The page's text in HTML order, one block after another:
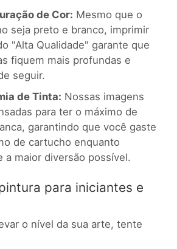
de Cor: Mesmo que o
seja preto e branco, imprimir
"Alta Qualidade" garante que
fiquem mais profundas e
seguir.
de Tinta: Nossas imagens
para ter o máximo de
garantindo que você gaste
de cartucho enquanto
a maior diversão possível.
para iniciantes e
o nível da sua arte, tente